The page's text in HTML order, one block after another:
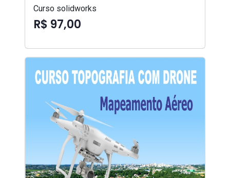
Curso solidworks
R$ 97,00